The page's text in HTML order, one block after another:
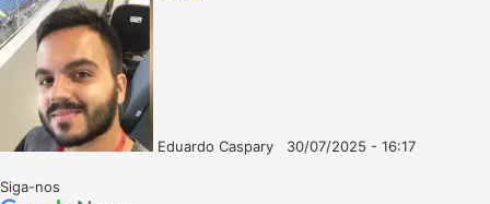
Eduardo Caspary
30/07/2025 - 16:17
Siga-nos